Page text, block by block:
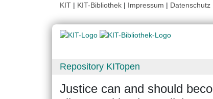
KIT | KIT-Bibliothek | Impressum | Datenschutz
Repository KITopen
Justice can and should